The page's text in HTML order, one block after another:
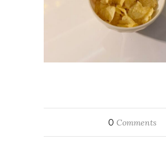
0 Comments